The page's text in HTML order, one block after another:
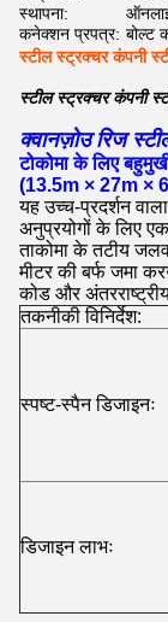
स्थापना:
कनेक्शन प्रपत्र: बोल्ट
स्टील स्ट्रक्चर कंपनी
स्टील स्ट्रक्चर कंपनी
क्वानज़ोउ रिज
टोकोमा के लिए
(13.5m × 27m ×
यह उच्च-प्रदर्शन
अनुप्रयोगों के लिए
ताकोमा के तटीय
मीटर की बर्फ जमा
कोड और
तकनीकी विनिर्देश:
स्पष्ट-स्पैन डिजाइनः
डिजाइन लाभः